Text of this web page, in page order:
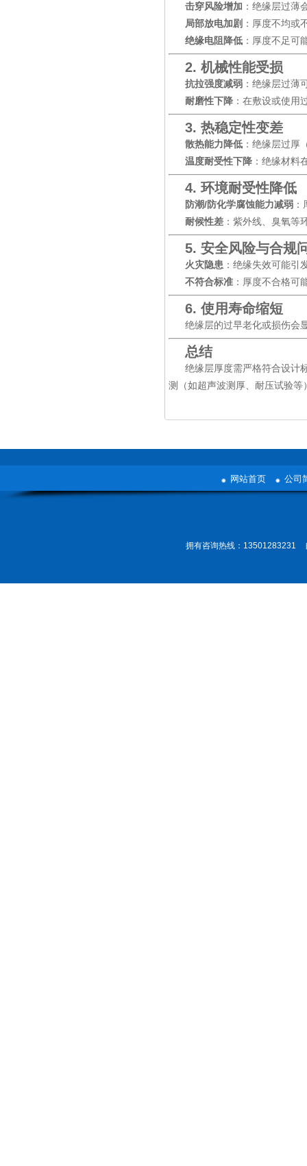
击穿风险增加 ：绝缘层过薄
局部放电加剧 ：厚度不均或
绝缘电阻降低 ：厚度不足可
2. 机械性能受损
抗拉强度减弱 ：绝缘层过薄
耐磨性下降 ：在敷设或使用
3. 热稳定性变差
散热能力降低 ：绝缘层过厚
温度耐受性下降 ：绝缘材料
4. 环境耐受性降低
防潮/防化学腐蚀能力减弱
耐候性差 ：紫外线、臭氧等
5. 安全风险与合规
火灾隐患 ：绝缘失效可能引
不符合标准 ：厚度不合格可
6. 使用寿命缩短
绝缘层的过早老化或损伤会
总结
绝缘层厚度需严格符合设计
测（如超声波测厚、耐压试验等
网站首页 公司
拥有咨询热线：13501283231